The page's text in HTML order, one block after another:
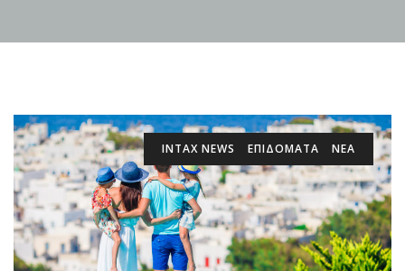
INTAX NEWS ΕΠΙΔΌΜΑΤΑ ΝΕΑ